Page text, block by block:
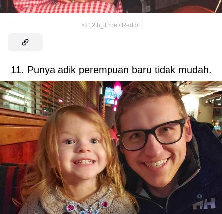
© 12th_Tribe / Reddit
11. Punya adik perempuan baru tidak mudah.